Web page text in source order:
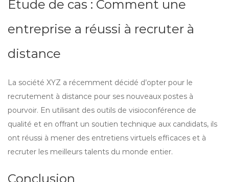
Étude de cas : Comment une
entreprise a réussi à recruter à
distance
La société XYZ a récemment décidé d’opter pour le
recrutement à distance pour ses nouveaux postes à
pourvoir. En utilisant des outils de visioconférence de
qualité et en offrant un soutien technique aux candidats, ils
ont réussi à mener des entretiens virtuels efficaces et à
recruter les meilleurs talents du monde entier.
Conclusion